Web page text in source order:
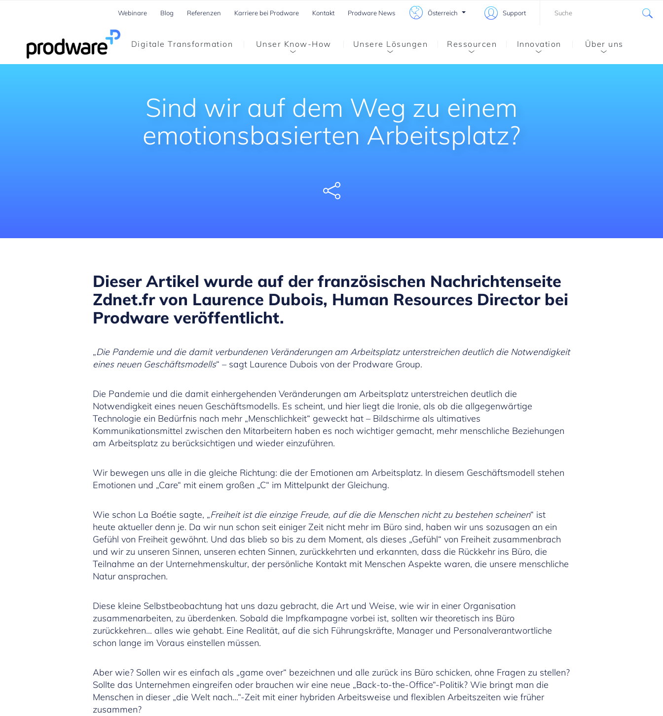
Webinare Blog Referenzen Karriere bei Prodware Kontakt Prodware News Österreich Support
Digitale Transformation Unser Know-How Unsere Lösungen Ressourcen Innovation Über uns
Sind wir auf dem Weg zu einem
emotionsbasierten Arbeitsplatz?
Dieser Artikel wurde auf der französischen Nachrichtenseite
Zdnet.fr von Laurence Dubois, Human Resources Director bei
Prodware veröffentlicht.
„Die Pandemie und die damit verbundenen Veränderungen am Arbeitsplatz unterstreichen deutlich die Notwendigkeit
eines neuen Geschäftsmodells“ – sagt Laurence Dubois von der Prodware Group.
Die Pandemie und die damit einhergehenden Veränderungen am Arbeitsplatz unterstreichen deutlich die
Notwendigkeit eines neuen Geschäftsmodells. Es scheint, und hier liegt die Ironie, als ob die allgegenwärtige
Technologie ein Bedürfnis nach mehr „Menschlichkeit“ geweckt hat – Bildschirme als ultimatives
Kommunikationsmittel zwischen den Mitarbeitern haben es noch wichtiger gemacht, mehr menschliche Beziehungen
am Arbeitsplatz zu berücksichtigen und wieder einzuführen.
Wir bewegen uns alle in die gleiche Richtung: die der Emotionen am Arbeitsplatz. In diesem Geschäftsmodell stehen
Emotionen und „Care“ mit einem großen „C“ im Mittelpunkt der Gleichung.
Wie schon La Boétie sagte, „Freiheit ist die einzige Freude, auf die die Menschen nicht zu bestehen scheinen“ ist
heute aktueller denn je. Da wir nun schon seit einiger Zeit nicht mehr im Büro sind, haben wir uns sozusagen an ein
Gefühl von Freiheit gewöhnt. Und das blieb so bis zu dem Moment, als dieses „Gefühl“ von Freiheit zusammenbrach
und wir zu unseren Sinnen, unseren echten Sinnen, zurückkehrten und erkannten, dass die Rückkehr ins Büro, die
Teilnahme an der Unternehmenskultur, der persönliche Kontakt mit Menschen Aspekte waren, die unsere menschliche
Natur ansprachen.
Diese kleine Selbstbeobachtung hat uns dazu gebracht, die Art und Weise, wie wir in einer Organisation
zusammenarbeiten, zu überdenken. Sobald die Impfkampagne vorbei ist, sollten wir theoretisch ins Büro
zurückkehren… alles wie gehabt. Eine Realität, auf die sich Führungskräfte, Manager und Personalverantwortliche
schon lange im Voraus einstellen müssen.
Aber wie? Sollen wir es einfach als „game over“ bezeichnen und alle zurück ins Büro schicken, ohne Fragen zu stellen?
Sollte das Unternehmen eingreifen oder brauchen wir eine neue „Back-to-the-Office“-Politik? Wie bringt man die
Menschen in dieser „die Welt nach…“-Zeit mit einer hybriden Arbeitsweise und flexiblen Arbeitszeiten wie früher
zusammen?